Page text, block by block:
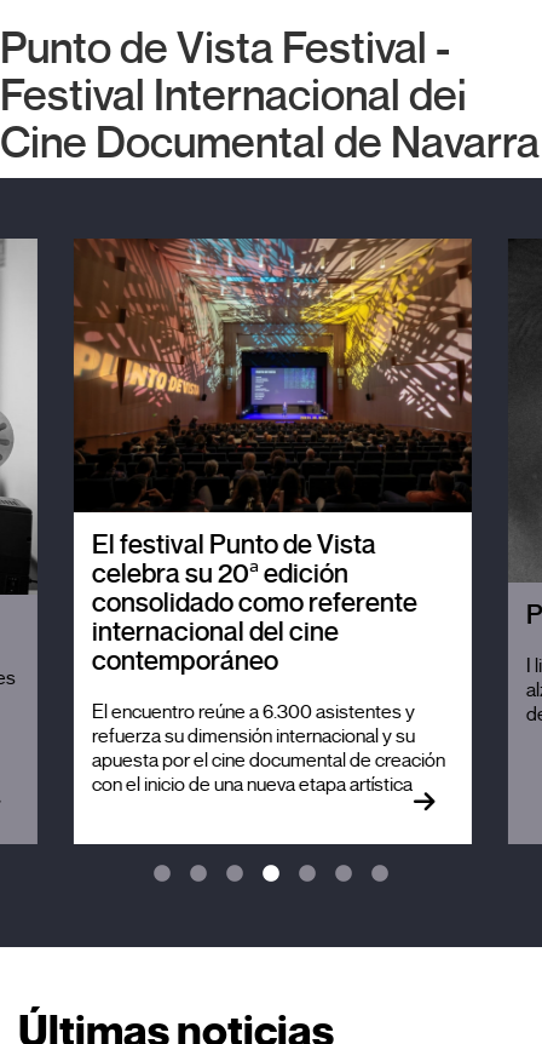
Punto de Vista Festival -
Festival Internacional del
Cine Documental de Navarra
El festival Punto de Vista
celebra su 20ª edición
consolidado como referente
internacional del cine
contemporáneo
El encuentro reúne a 6.300 asistentes y
refuerza su dimensión internacional y su
apuesta por el cine documental de creación
con el inicio de una nueva etapa artística
I
Últimas noticias